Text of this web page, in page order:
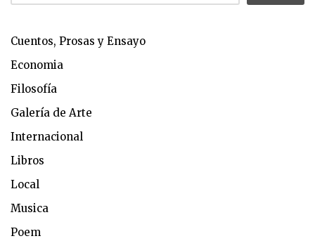
Cuentos, Prosas y Ensayo
Economia
Filosofía
Galería de Arte
Internacional
Libros
Local
Musica
Poem